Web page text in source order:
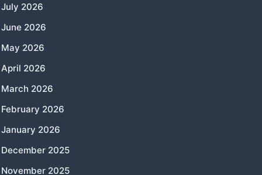
July 2026
June 2026
May 2026
April 2026
March 2026
February 2026
January 2026
December 2025
November 2025